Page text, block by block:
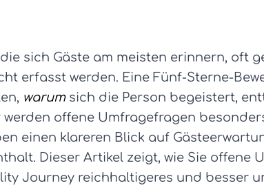
sich Gäste am meisten erinnern, oft
erfasst werden. Eine Fünf-Sterne-
warumsich die Person begeistert,
offene Umfragefragen
einen klareren Blick auf
Dieser Artikel zeigt, wie Sie offene
Journey reichhaltigeres und besser